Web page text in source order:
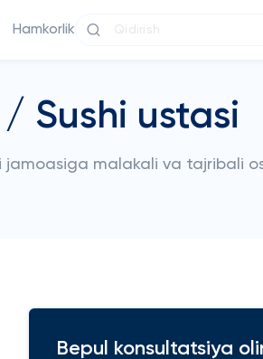
Hamkorlik
/ Sushi ustasi
malakali va tajribali
Bepul konsultatsiya